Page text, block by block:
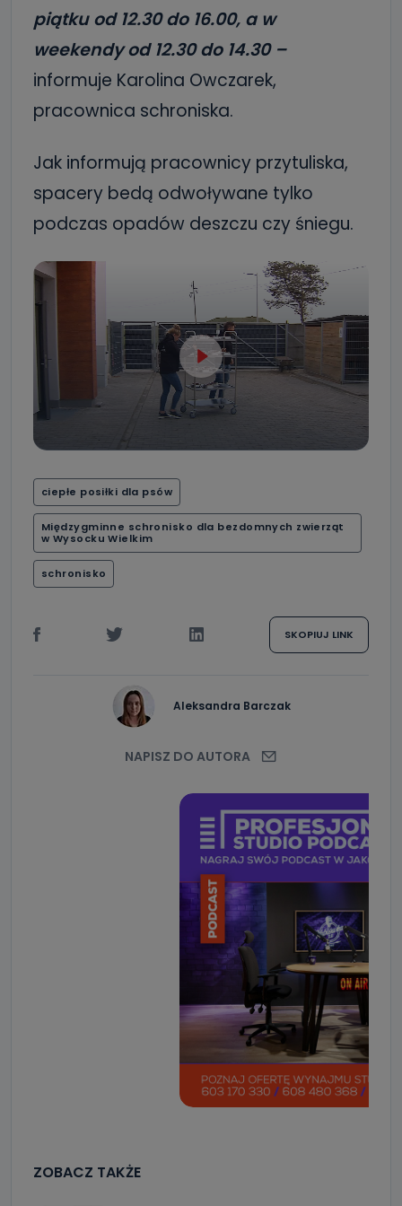
piątku od 12.30 do 16.00, a w
weekendy od 12.30 do 14.30 –
informuje Karolina Owczarek,
pracownica schroniska.
Jak informują pracownicy przytuliska,
spacery bedą odwoływane tylko
podczas opadów deszczu czy śniegu.
ciepłe posiłki dla psów
Międzygminne schronisko dla bezdomnych zwierząt
w Wysocku Wielkim
schronisko
SKOPIUJ LINK
Aleksandra Barczak
NAPISZ DO AUTORA
ZOBACZ TAKŻE